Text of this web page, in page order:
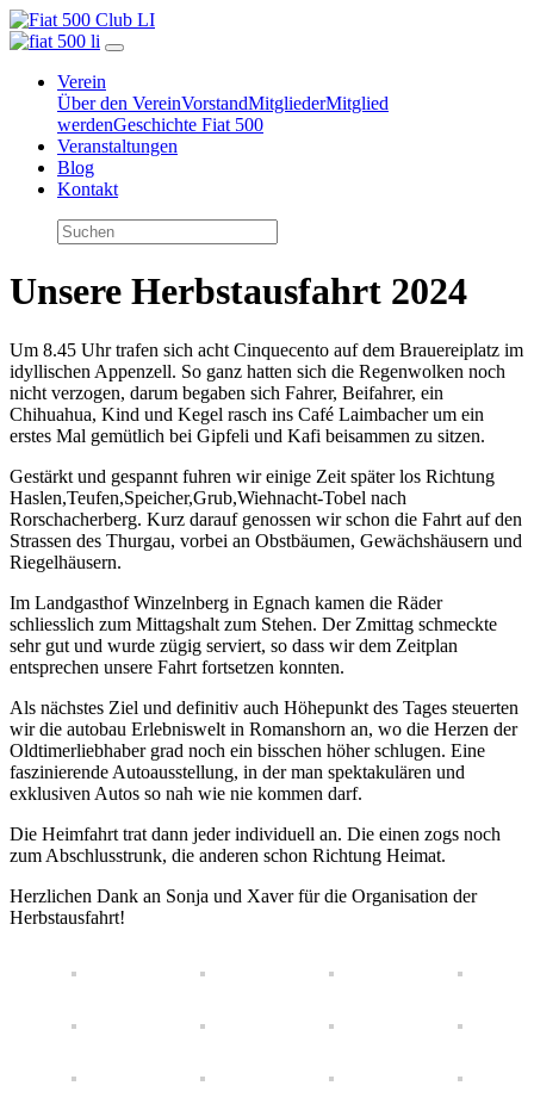
Verein
Über den VereinVorstandMitgliederMitglied
werdenGeschichte Fiat 500
Veranstaltungen
Blog
Kontakt
Unsere Herbstausfahrt 2024
Um 8.45 Uhr trafen sich acht Cinquecento auf dem Brauereiplatz im
idyllischen Appenzell. So ganz hatten sich die Regenwolken noch
nicht verzogen, darum begaben sich Fahrer, Beifahrer, ein
Chihuahua, Kind und Kegel rasch ins Café Laimbacher um ein
erstes Mal gemütlich bei Gipfeli und Kafi beisammen zu sitzen.
Gestärkt und gespannt fuhren wir einige Zeit später los Richtung
Haslen,Teufen,Speicher,Grub,Wiehnacht-Tobel nach
Rorschacherberg. Kurz darauf genossen wir schon die Fahrt auf den
Strassen des Thurgau, vorbei an Obstbäumen, Gewächshäusern und
Riegelhäusern.
Im Landgasthof Winzelnberg in Egnach kamen die Räder
schliesslich zum Mittagshalt zum Stehen. Der Zmittag schmeckte
sehr gut und wurde zügig serviert, so dass wir dem Zeitplan
entsprechen unsere Fahrt fortsetzen konnten.
Als nächstes Ziel und definitiv auch Höhepunkt des Tages steuerten
wir die autobau Erlebniswelt in Romanshorn an, wo die Herzen der
Oldtimerliebhaber grad noch ein bisschen höher schlugen. Eine
faszinierende Autoausstellung, in der man spektakulären und
exklusiven Autos so nah wie nie kommen darf.
Die Heimfahrt trat dann jeder individuell an. Die einen zogs noch
zum Abschlusstrunk, die anderen schon Richtung Heimat.
Herzlichen Dank an Sonja und Xaver für die Organisation der
Herbstausfahrt!